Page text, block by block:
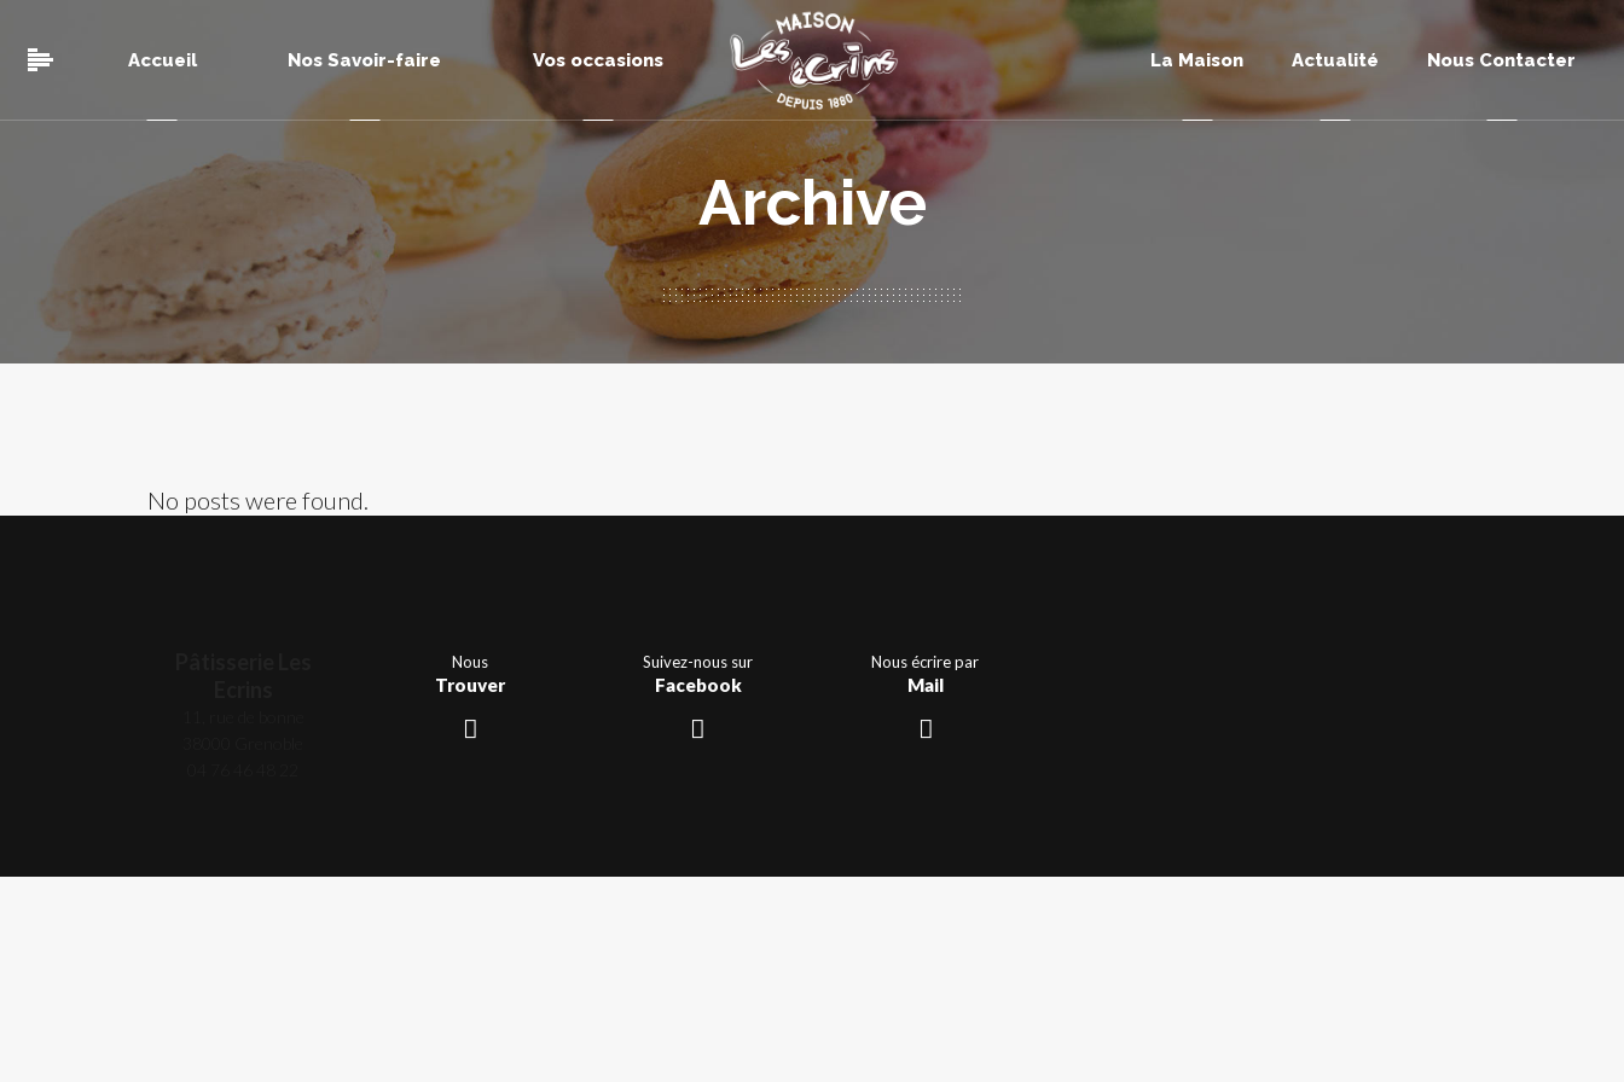
Accueil Nos Savoir-faire Vos occasions La Maison Actualité Nous Contacter
Archive
No posts were found.
Nous
Trouver
Suivez-nous sur
Facebook
Nous écrire par
Mail